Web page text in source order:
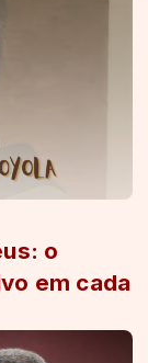
o
em cada